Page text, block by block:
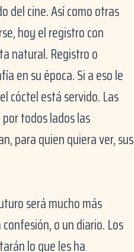
del cine. Así como otras
hoy el registro con
natural. Registro o
en su época. Si a eso le
cóctel está servido. Las
todos lados las
para quien quiera ver, sus
será mucho más
o un diario. Los
lo que les ha